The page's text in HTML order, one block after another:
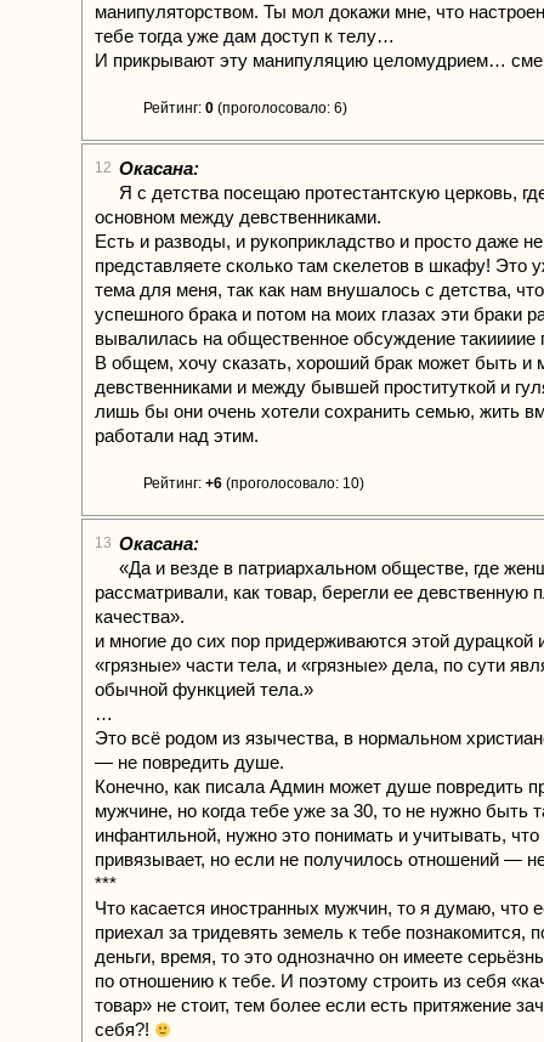
манипуляторством. Ты мол докажи мне, что
тебе тогда уже дам доступ к телу…
И прикрывают эту манипуляцию целомудрием…
Рейтинг: 0 (проголосовало: 6)
12 Окасана:
Я с детства посещаю протестантскую церковь,
основном между девственниками.
Есть и разводы, и рукоприкладство и просто даже не
представляете сколько там скелетов в шкафу! Это
тема для меня, так как нам внушалось с детства, что
успешного брака и потом на моих глазах эти браки
вывалилась на общественное обсуждение такиииие
В общем, хочу сказать, хороший брак может быть и
девственниками и между бывшей проституткой и
лишь бы они очень хотели сохранить семью, жить
работали над этим.
Рейтинг: +6 (проголосовало: 10)
13 Окасана:
«Да и везде в патриархальном обществе, где
рассматривали, как товар, берегли ее девственную
качества».
и многие до сих пор придерживаются этой дурацкой
«грязные» части тела, и «грязные» дела, по сути
обычной функцией тела.»
…
Это всё родом из язычества, в нормальном
— не повредить душе.
Конечно, как писала Админ может душе повредить
мужчине, но когда тебе уже за 30, то не нужно быть
инфантильной, нужно это понимать и учитывать,
привязывает, но если не получилось отношений —
***
Что касается иностранных мужчин, то я думаю, что
приехал за тридевять земель к тебе познакомится,
деньги, время, то это однозначно он имеете
по отношению к тебе. И поэтому строить из себя
товар» не стоит, тем более если есть притяжение
себя?!